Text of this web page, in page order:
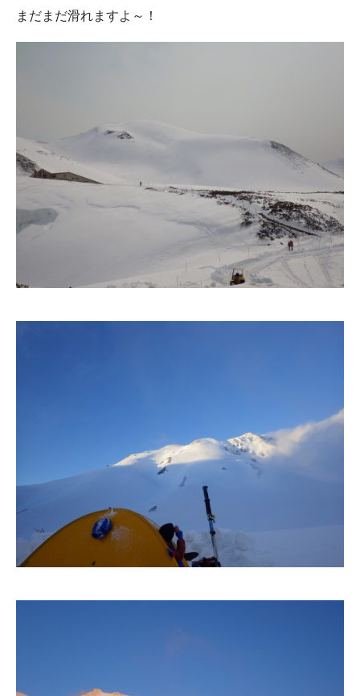
まだまだ滑れますよ～！